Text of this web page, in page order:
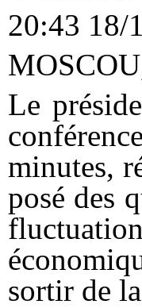
20:43 18/
Le
minutes,
posé des
sortir de